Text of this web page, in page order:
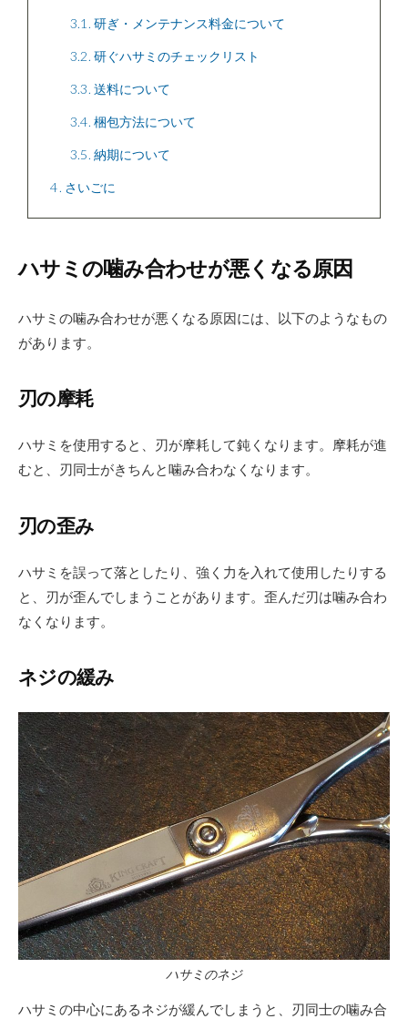
3.1 研ぎ・メンテナンス料金について
3.2 研ぐハサミのチェックリスト
3.3 送料について
3.4 梱包方法について
3.5 納期について
4 さいごに
ハサミの噛み合わせが悪くなる原因
ハサミの噛み合わせが悪くなる原因には、以下のようなもの
があります。
刃の摩耗
ハサミを使用すると、刃が摩耗して鈍くなります。摩耗が進
むと、刃同士がきちんと噛み合わなくなります。
刃の歪み
ハサミを誤って落としたり、強く力を入れて使用したりする
と、刃が歪んでしまうことがあります。歪んだ刃は噛み合わ
なくなります。
ネジの緩み
ハサミのネジ
ハサミの中心にあるネジが緩んでしまうと、刃同士の噛み合